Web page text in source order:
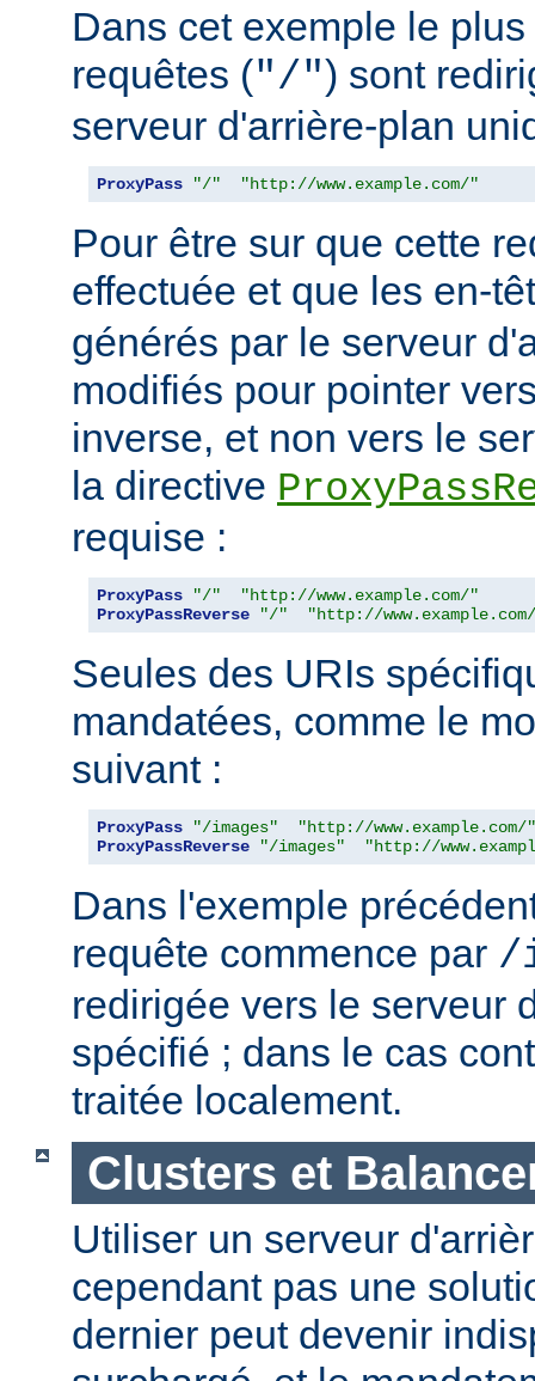
Dans cet exemple le
requêtes ("/") sont
serveur d'arrière-plan
ProxyPass "/" "http://www.example.com/"
Pour être sur que cette
effectuée et que les en-
générés par le serveur
modifiés pour pointer
inverse, et non vers le
la directive
requise :
ProxyPass "/"
"http://www.example.com/"
ProxyPassReverse
"/" "http://
Seules des URIs
mandatées, comme le
suivant :
ProxyPass "/images"
"http://www.example.com/"
ProxyPassReverse
"/images" "http://
Dans l'exemple
requête commence par /
redirigée vers le serveur
spécifié ; dans le cas
traitée localement.
Clusters et
Utiliser un serveur
cependant pas une
dernier peut devenir